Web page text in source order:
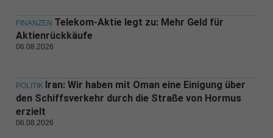
FINANZEN Telekom-Aktie legt zu: Mehr Geld für
Aktienrückkäufe
06.08.2026
POLITIK Iran: Wir haben mit Oman eine Einigung über
den Schiffsverkehr durch die Straße von Hormus
erzielt
06.08.2026